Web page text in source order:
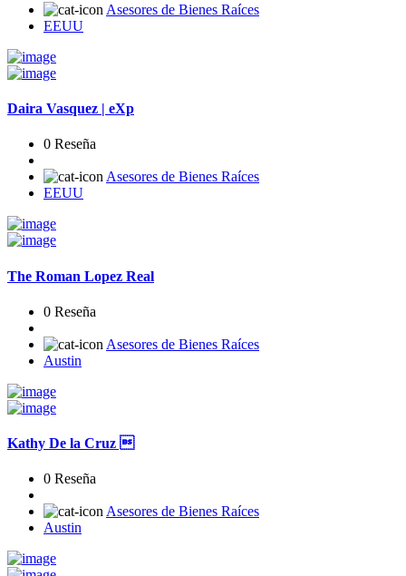
Asesores de Bienes Raíces
EEUU
Daira Vasquez | eXp
0 Reseña
Asesores de Bienes Raíces
EEUU
The Roman Lopez Real
0 Reseña
Asesores de Bienes Raíces
Austin
Kathy De la Cruz 
0 Reseña
Asesores de Bienes Raíces
Austin